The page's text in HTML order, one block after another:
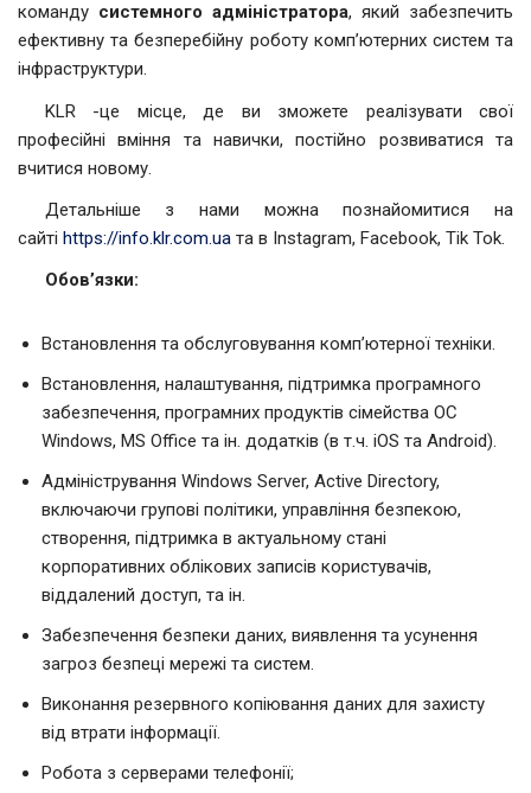
команду системного адміністратора, який забезпечить
ефективну та безперебійну роботу комп’ютерних систем та
інфраструктури.
KLR -це місце, де ви зможете реалізувати свої
професійні вміння та навички, постійно розвиватися та
вчитися новому.
Детальніше з нами можна познайомитися на
сайті https://info.klr.com.ua та в Instagram, Facebook, Tik Tok.
Обов’язки:
Встановлення та обслуговування комп’ютерної техніки.
Встановлення, налаштування, підтримка програмного
забезпечення, програмних продуктів сімейства OC
Windows, MS Office та ін. додатків (в т.ч. iOS та Android).
Адміністрування Windows Server, Active Directory,
включаючи групові політики, управління безпекою,
створення, підтримка в актуальному стані
корпоративних облікових записів користувачів,
віддалений доступ, та ін.
Забезпечення безпеки даних, виявлення та усунення
загроз безпеці мережі та систем.
Виконання резервного копіювання даних для захисту
від втрати інформації.
Робота з серверами телефонії;